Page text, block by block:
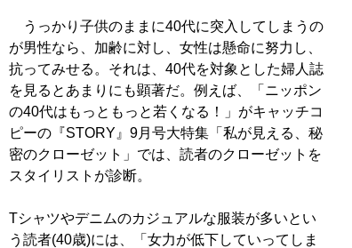
うっかり子供のままに40代に突入してしまうの
が男性なら、加齢に対し、女性は懸命に努力し、
抗ってみせる。それは、40代を対象とした婦人誌
を見るとあまりにも顕著だ。例えば、「ニッポン
の40代はもっともっと若くなる！」がキャッチコ
ピーの『STORY』9月号大特集「私が見える、秘
密のクローゼット」では、読者のクローゼットを
スタイリストが診断。
Tシャツやデニムのカジュアルな服装が多いとい
う読者(40歳)には、「女力が低下していってしま